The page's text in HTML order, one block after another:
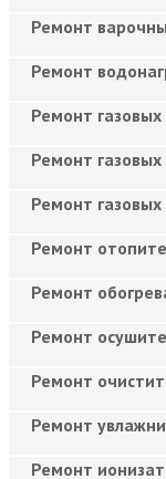
Ремонт
Ремонт
Ремонт газовых
Ремонт газовых
Ремонт газовых
Ремонт
Ремонт
Ремонт
Ремонт
Ремонт
Ремонт